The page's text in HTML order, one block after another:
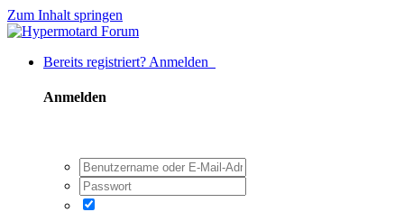
Zum Inhalt springen
Bereits registriert? Anmelden
Anmelden